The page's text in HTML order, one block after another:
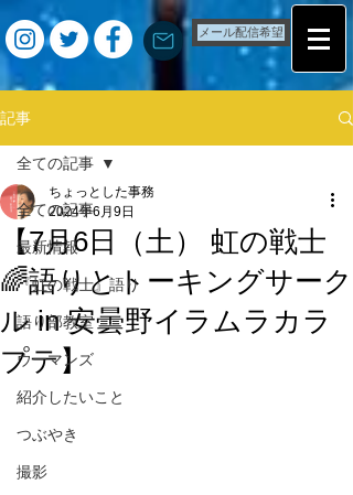
メール配信希望
記事
全ての記事
最新情報
『虹の戦士』語り
語り部教室
ウーマンズ
紹介したいこと
つぶやき
撮影
全ての記事
【7月6日（土） 虹の戦士
🌈語りとトーキングサーク
ル in 安曇野イラムラカラ
プテ】
ちょっとした事務
2024年6月9日